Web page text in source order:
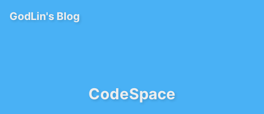
GodLin's Blog
CodeSpace